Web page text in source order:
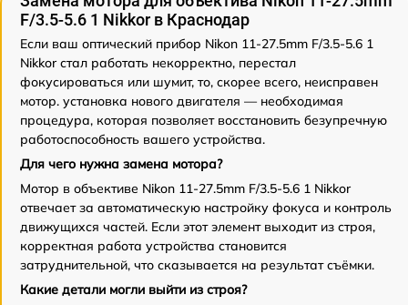
F/3.5-5.6 1 Nikkor в Краснодар
Если ваш оптический прибор Nikon 11-27.5mm F/3.5-5.6 1
Nikkor стал работать некорректно, перестал
фокусироваться или шумит, то, скорее всего, неисправен
мотор. установка нового двигателя — необходимая
процедура, которая позволяет восстановить безупречную
работоспособность вашего устройства.
Для чего нужна замена мотора?
Мотор в объективе Nikon 11-27.5mm F/3.5-5.6 1 Nikkor
отвечает за автоматическую настройку фокуса и контроль
движущихся частей. Если этот элемент выходит из строя,
корректная работа устройства становится
затруднительной, что сказывается на результат съёмки.
Какие детали могли выйти из строя?